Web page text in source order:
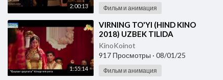
2:00:13 Фильм и анимация
1:55:14
⁣VIRNING TO'YI (HIND KINO
2018) UZBEK TILIDA
KinoKoinot
917 Просмотры · 08/01/25
Фильм и анимация